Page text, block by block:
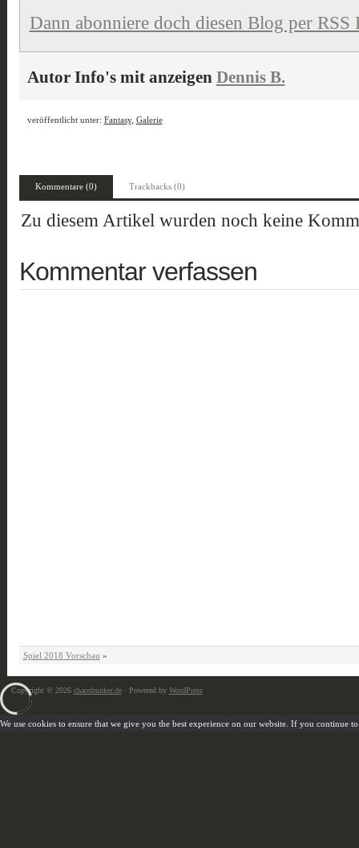
Dann abonniere doch diesen Blog per RSS
Autor Info's mit anzeigen Dennis B.
veröffentlicht unter: Fantasy, Galerie
Kommentare (0) Trackbacks (0)
Zu diesem Artikel wurden noch keine
Kommentar verfassen
Spiel 2018 Vorschau »
Copyright © 2026 chaosbunker.de· Powered by WordPress
We use cookies to ensure that we give you the best experience on our website. If you continue